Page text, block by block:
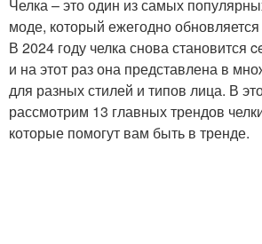
Челка с косичками
Челка – это один из самых
моде, который ежегодно
В 2024 году челка снова становится
и на этот раз она представлена в
для разных стилей и типов лица. В
рассмотрим 13 главных трендов
которые помогут вам быть в тренде.